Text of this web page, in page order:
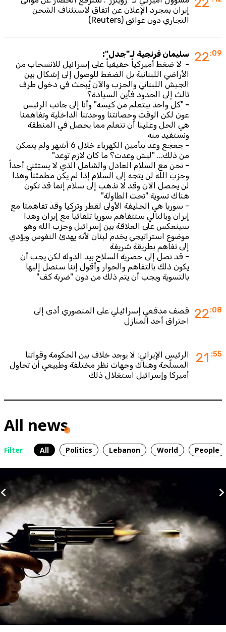
إيران بمجرد الإعلان عن اتفاق لاستئناف الشحن
التجاري دون عوائق (Reuters)
22:09
سليمان فرنجية لـ"جدل":
- لا ضغط أميركياً حقيقياً على إسرائيل للانسحاب من
الأراضي اللبنانية بل الضغط للوصول إلى إشكال بين
الجيش اللبناني والحزب والآن يُبحث في دخول طرف
ثالث إلى الحدود فأين السيادة؟
- "كل واحد بيتعلم من كيسه" وأنا إلى جانب الرئيس
عون لكن الوقت وحصانتنا ووحدتنا الداخلية وتفاهمنا
هي الحل وعلينا أن نتعلم مما يحصل في المنطقة
ونستفيد منه
-
جعجع وعد بتأمين الكهرباء خلال 6 أشهر ولم يتمكن
من ذلك... "ليش وعدت؟ ما كان لازم توعد"
- نحن مع السلام العادل والشامل الذي لا يستثني أحداً
وحزب الله لن يتجه إلى السلام إذا لم يكن مطمئناً وهذا
لن يحصل الآن وقد لا نذهب إلى سلام إنما قد تكون
هناك تسوية "تحت الطاولة"
- سوريا هي الحليفة الأولى لقطر وتركيا وقد تفاهمتا مع
إيران وبالتالي ستتفاهم سوريا تلقائياً مع إيران وهذا
سينعكس على العلاقة بين إسرائيل وحزب الله وهو
موضوع استراتيجي يخدم لبنان لأنه يهدئ النفوس ويؤدي
إلى تفاهم بطريقة شريفة
- قد نصل إلى حصرية السلاح بيد الدولة لكن يجب أن
يكون ذلك بالتفاهم والحوار وأقول إننا سنصل إليها
بالتسوية ويجب أن يتم ذلك من دون "ضربة كف"
22:08
قصف مدفعي إسرائيلي على المنصوري أدى إلى
احتراق أحد المنازل
21 :55
الرئيس الإيراني: لا يوجد خلاف بين الحكومة وقواتنا
المسلّحة وهناك وجهات نظر مختلفة وطبيعي أن تحاول
أميركا وإسرائيل استغلال ذلك
All news
Filter All Politics Lebanon World People